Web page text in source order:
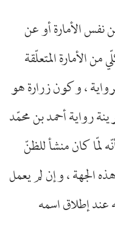
نفس الأمارة أو عن
الأمارة المتعلّقة
، وكون زرارة هو
رواية أحمد بن محمّد
لمّا كان منشأ للظنّ
الجهة ، وإن لم يعمل
عند إطلاق اسمه